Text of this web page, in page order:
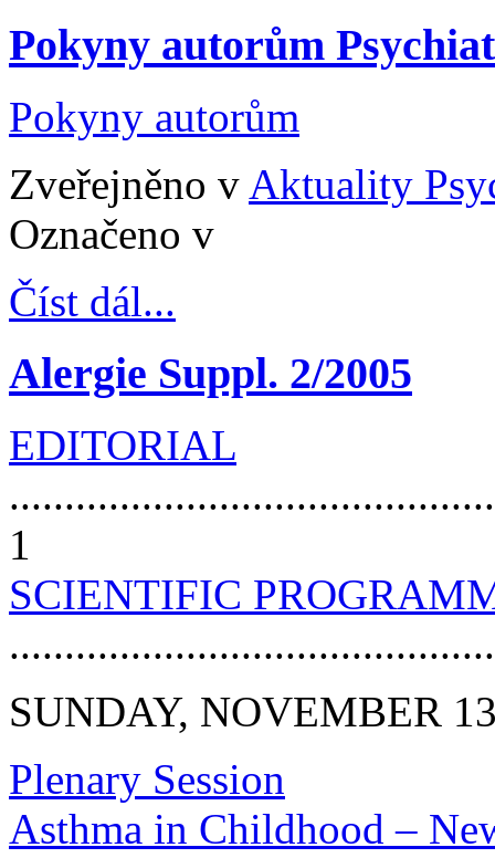
Pokyny autorům
Pokyny autorům
Zveřejněno v Aktuality
Označeno v
Číst dál...
Alergie Suppl. 2/2005
EDITORIAL
1
SCIENTIFIC
SUNDAY, NOVEMBER
Plenary Session
Asthma in Childhood –